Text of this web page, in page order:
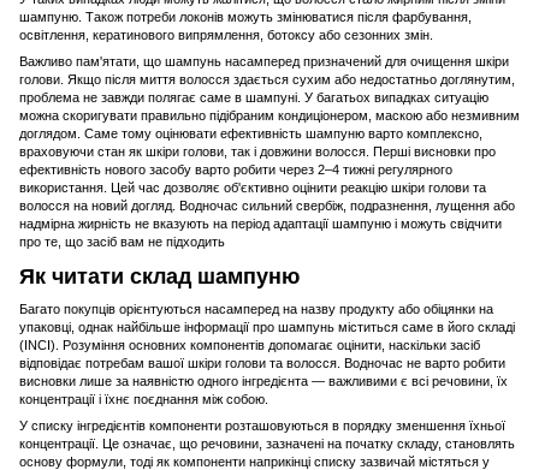
шампуню. Також потреби локонів можуть змінюватися після фарбування,
освітлення, кератинового випрямлення, ботоксу або сезонних змін.
Важливо пам'ятати, що шампунь насамперед призначений для очищення шкіри
голови. Якщо після миття волосся здається сухим або недостатньо доглянутим,
проблема не завжди полягає саме в шампуні. У багатьох випадках ситуацію
можна скоригувати правильно підібраним кондиціонером, маскою або незмивним
доглядом. Саме тому оцінювати ефективність шампуню варто комплексно,
враховуючи стан як шкіри голови, так і довжини волосся. Перші висновки про
ефективність нового засобу варто робити через 2–4 тижні регулярного
використання. Цей час дозволяє об'єктивно оцінити реакцію шкіри голови та
волосся на новий догляд. Водночас сильний свербіж, подразнення, лущення або
надмірна жирність не вказують на період адаптації шампуню і можуть свідчити
про те, що засіб вам не підходить
Як читати склад шампуню
Багато покупців орієнтуються насамперед на назву продукту або обіцянки на
упаковці, однак найбільше інформації про шампунь міститься саме в його складі
(INCI). Розуміння основних компонентів допомагає оцінити, наскільки засіб
відповідає потребам вашої шкіри голови та волосся. Водночас не варто робити
висновки лише за наявністю одного інгредієнта — важливими є всі речовини, їх
концентрації і їхнє поєднання між собою.
У списку інгредієнтів компоненти розташовуються в порядку зменшення їхньої
концентрації. Це означає, що речовини, зазначені на початку складу, становлять
основу формули, тоді як компоненти наприкінці списку зазвичай містяться у